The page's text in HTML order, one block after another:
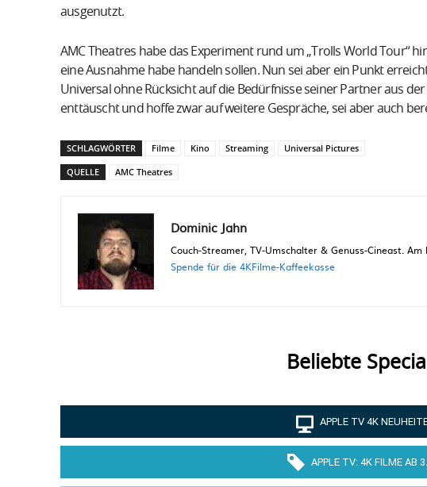
ausgenutzt.
AMC Theatres habe das Experiment rund um „Trolls World Tour“
eine Ausnahme habe handeln sollen. Nun sei aber ein Punkt
Universal ohne Rücksicht auf die Bedürfnisse seiner Partner aus
enttäuscht und hoffe zwar auf weitere Gespräche, sei aber auch
SCHLAGWÖRTER Filme Kino Streaming
Universal Pictures
QUELLE
AMC Theatres
Dominic Jahn
Couch-Streamer, TV-Umschalter & Genuss-Cineast.
Spende für die 4KFilme-Kaffeekasse
Beliebte
APPLE TV 4K
APPLE TV: 4K FILME AB